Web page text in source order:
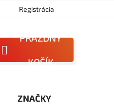
Registrácia
NÁKUPNÝ
PRÁZDNY
KOŠÍK
ZNAČKY